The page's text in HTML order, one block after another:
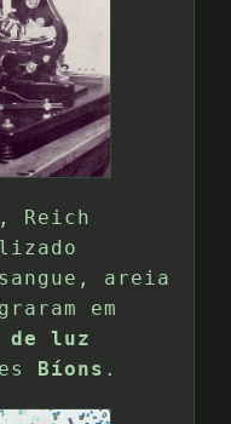
Reich
areia
em
de luz
Bíons .